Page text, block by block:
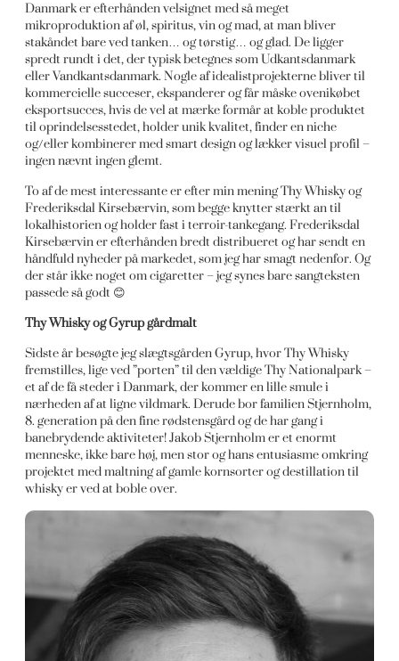
Danmark er efterhånden velsignet med så meget
mikroproduktion af øl, spiritus, vin og mad, at man bliver
stakåndet bare ved tanken… og tørstig… og glad. De ligger
spredt rundt i det, der typisk betegnes som Udkantsdanmark
eller Vandkantsdanmark. Nogle af idealistprojekterne bliver til
kommercielle succeser, ekspanderer og får måske ovenikøbet
eksportsucces, hvis de vel at mærke formår at koble produktet
til oprindelsesstedet, holder unik kvalitet, finder en niche
og/eller kombinerer med smart design og lækker visuel profil –
ingen nævnt ingen glemt.
To af de mest interessante er efter min mening Thy Whisky og
Frederiksdal Kirsebærvin, som begge knytter stærkt an til
lokalhistorien og holder fast i terroir-tankegang. Frederiksdal
Kirsebærvin er efterhånden bredt distribueret og har sendt en
håndfuld nyheder på markedet, som jeg har smagt nedenfor. Og
der står ikke noget om cigaretter – jeg synes bare sangteksten
passede så godt 😊
Thy Whisky og Gyrup gårdmalt
Sidste år besøgte jeg slægtsgården Gyrup, hvor Thy Whisky
fremstilles, lige ved ”porten” til den vældige Thy Nationalpark –
et af de få steder i Danmark, der kommer en lille smule i
nærheden af at ligne vildmark. Derude bor familien Stjernholm,
8. generation på den fine rødstensgård og de har gang i
banebrydende aktiviteter! Jakob Stjernholm er et enormt
menneske, ikke bare høj, men stor og hans entusiasme omkring
projektet med maltning af gamle kornsorter og destillation til
whisky er ved at boble over.